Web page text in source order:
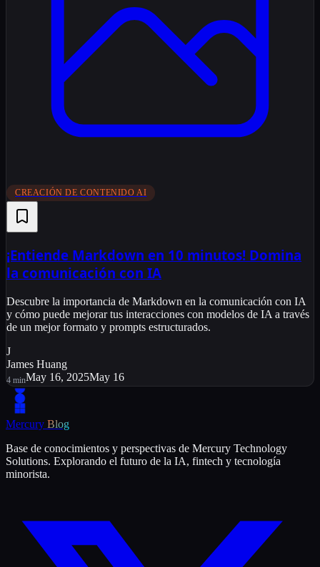
CREACIÓN DE CONTENIDO AI
¡Entiende Markdown en 10 minutos! Domina
la comunicación con IA
Descubre la importancia de Markdown en la comunicación con IA
y cómo puede mejorar tus interacciones con modelos de IA a través
de un mejor formato y prompts estructurados.
J
James Huang
4 minMay 16, 2025May 16
Mercury Blog
Base de conocimientos y perspectivas de Mercury Technology
Solutions. Explorando el futuro de la IA, fintech y tecnología
minorista.